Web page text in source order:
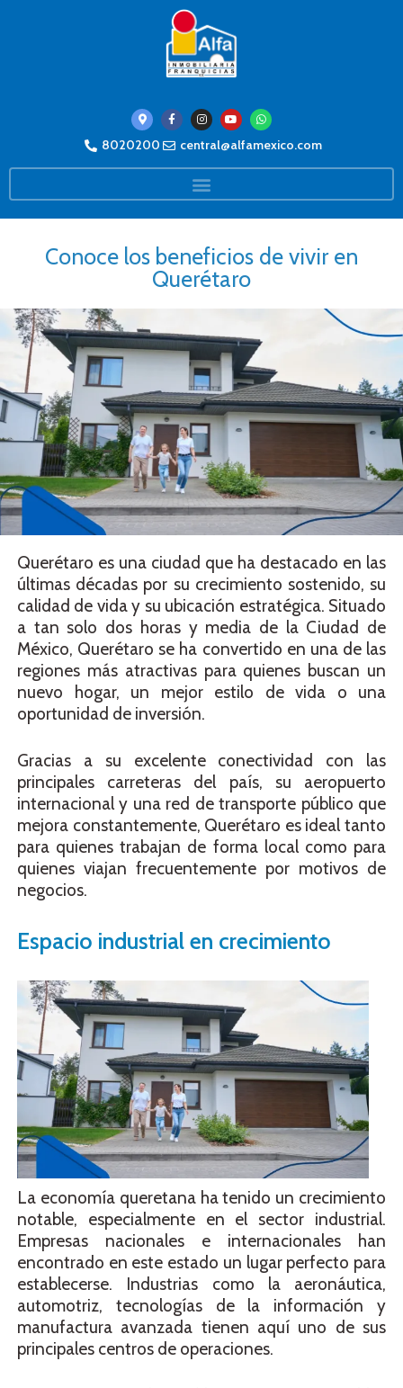
8020200 central@alfamexico.com
Conoce los beneficios de vivir en
Querétaro
Querétaro es una ciudad que ha destacado en las
últimas décadas por su crecimiento sostenido, su
calidad de vida y su ubicación estratégica. Situado
a tan solo dos horas y media de la Ciudad de
México, Querétaro se ha convertido en una de las
regiones más atractivas para quienes buscan un
nuevo hogar, un mejor estilo de vida o una
oportunidad de inversión.
Gracias a su excelente conectividad con las
principales carreteras del país, su aeropuerto
internacional y una red de transporte público que
mejora constantemente, Querétaro es ideal tanto
para quienes trabajan de forma local como para
quienes viajan frecuentemente por motivos de
negocios.
Espacio industrial en crecimiento
La economía queretana ha tenido un crecimiento
notable, especialmente en el sector industrial.
Empresas nacionales e internacionales han
encontrado en este estado un lugar perfecto para
establecerse. Industrias como la aeronáutica,
automotriz, tecnologías de la información y
manufactura avanzada tienen aquí uno de sus
principales centros de operaciones.